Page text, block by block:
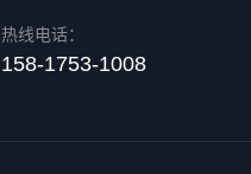
热线电话：
158-1753-1008